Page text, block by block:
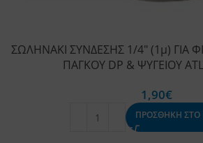
ΣΩΛΗΝΑΚΙ ΣΥΝΔΕΣΗΣ 1/4″ (1μ) ΓΙΑ
ΠΑΓΚΟΥ DP & ΨΥΓΕΙΟΥ
1,90€
ΠΡΟΣΘΗΚΗ ΣΤΟ